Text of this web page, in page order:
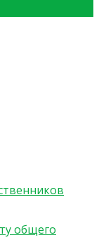
общего